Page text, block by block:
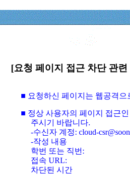
[요청 페이지 접근 차단 관
■ 요청하신 페이지는 웹공격
■ 정상 사용자의 페이지 접근
주시기 바랍니다.
-수신자 계정: cloud-
-작성 내용
학번 또는 직번:
접속 URL:
차단된 시간